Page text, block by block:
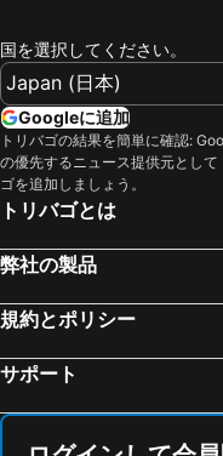
国を選択してください。
Googleに追加
トリバゴの結果を簡単に確認:
の優先するニュース提供元として
ゴを追加しましょう。
トリバゴとは
弊社の製品
規約とポリシー
サポート